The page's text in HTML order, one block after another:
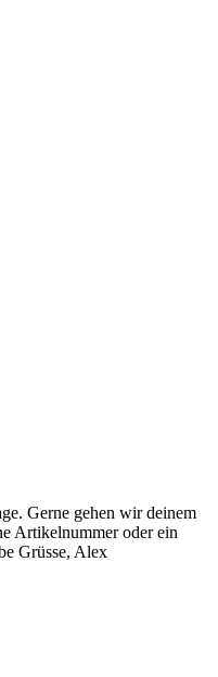
Gerne gehen wir deinem
Artikelnummer oder ein
Grüsse, Alex